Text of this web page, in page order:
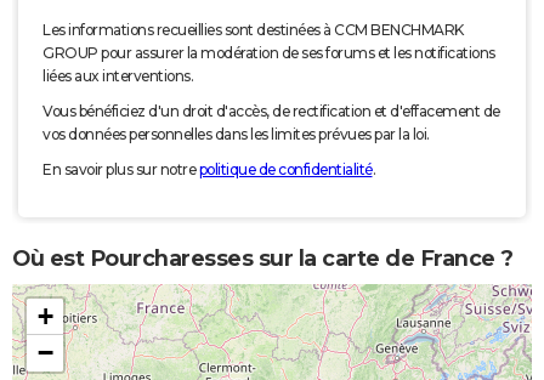
Les informations recueillies sont destinées à CCM BENCHMARK
GROUP pour assurer la modération de ses forums et les notifications
liées aux interventions.
Vous bénéficiez d'un droit d'accès, de rectification et d'effacement de
vos données personnelles dans les limites prévues par la loi.
En savoir plus sur notrepolitique de confidentialité.
Où est Pourcharesses sur la carte de France ?
+
−